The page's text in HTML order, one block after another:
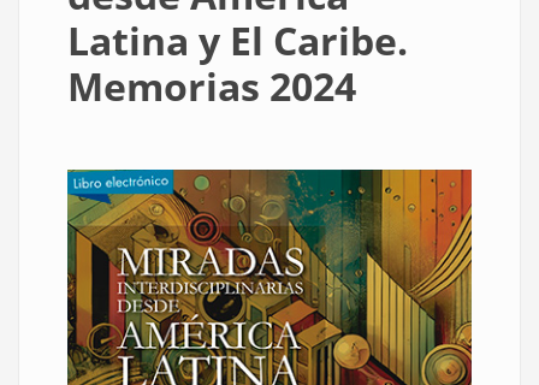
Latina y El Caribe.
Memorias 2024